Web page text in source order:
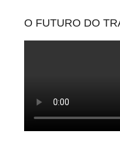
O FUTURO DO